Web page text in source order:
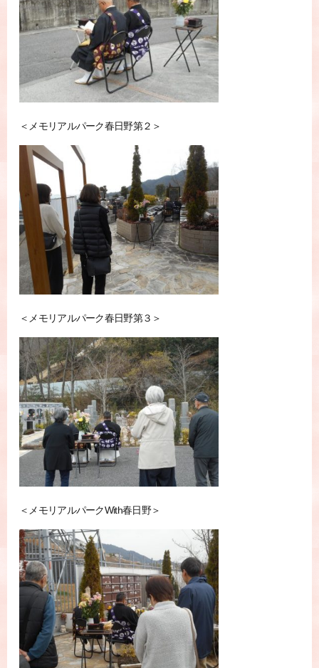
＜メモリアルパーク春日野第２＞
＜メモリアルパーク春日野第３＞
＜メモリアルパークWith春日野＞